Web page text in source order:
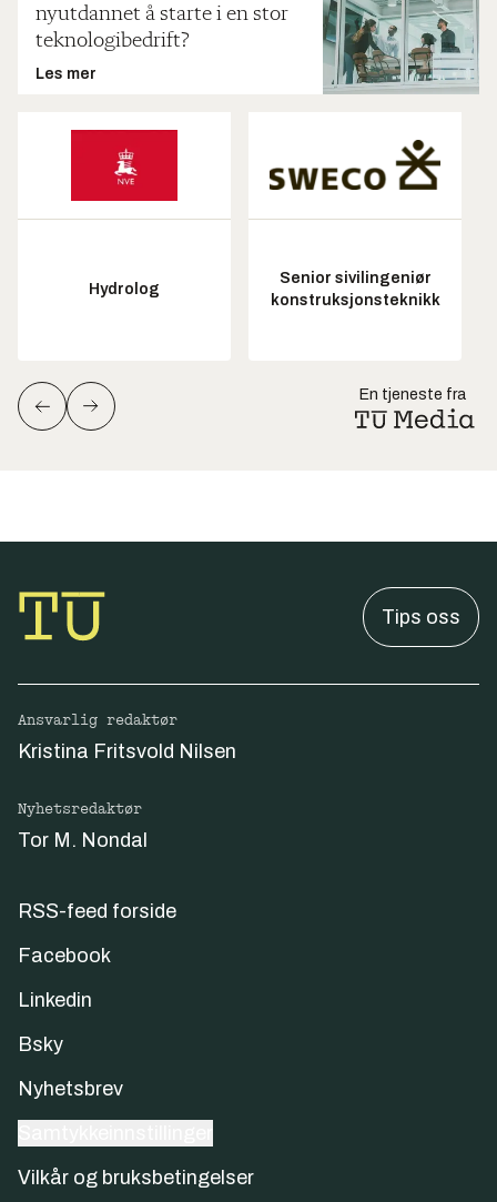
nyutdannet å starte i en stor
teknologibedrift?
Les mer
Hydrolog
Senior sivilingeniør
konstruksjonsteknikk
En tjeneste fra
Tips oss
Ansvarlig redaktør
Kristina Fritsvold Nilsen
Nyhetsredaktør
Tor M. Nondal
RSS-feed forside
Facebook
Linkedin
Bsky
Nyhetsbrev
Vilkår og bruksbetingelser